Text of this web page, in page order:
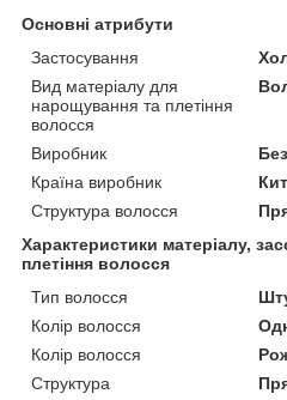
Основні атрибути
Застосування
Вид матеріалу для
нарощування та плетіння
волосся
Виробник
Країна виробник
Структура волосся
Характеристики матеріалу,
плетіння волосся
Тип волосся
Колір волосся
Колір волосся
Структура